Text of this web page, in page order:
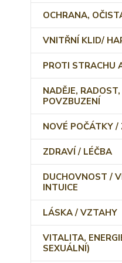
OCHRANA,
VNITŘNÍ KLID/
PROTI STRACHU
NADĚJE, RADOST,
POVZBUZENÍ
NOVÉ POČÁTKY /
ZDRAVÍ / LÉČBA
DUCHOVNOST /
INTUICE
LÁSKA / VZTAHY
VITALITA,
SEXUÁLNÍ)